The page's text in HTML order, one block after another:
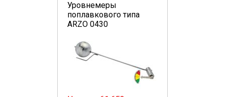
Уровнемеры
поплавкового типа
ARZO 0430